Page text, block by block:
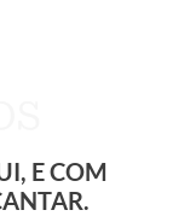
E COM